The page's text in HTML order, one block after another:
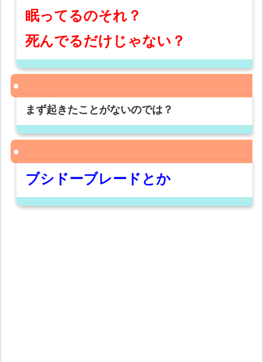
眠ってるのそれ？
死んでるだけじゃない？
まず起きたことがないのでは？
ブシドーブレードとか